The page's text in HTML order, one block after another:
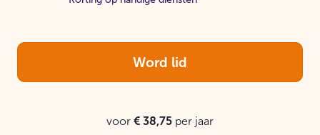
Word lid
voor € 38,75 per jaar